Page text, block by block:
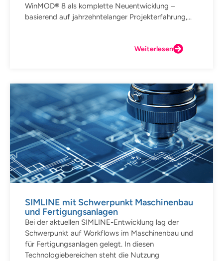
WinMOD® 8 als komplette Neuentwicklung –
basierend auf jahrzehntelanger Projekterfahrung,...
Weiterlesen
SIMLINE mit Schwerpunkt Maschinenbau
und Fertigungsanlagen
Bei der aktuellen SIMLINE-Entwicklung lag der
Schwerpunkt auf Workflows im Maschinenbau und
für Fertigungsanlagen gelegt. In diesen
Technologiebereichen steht die Nutzung